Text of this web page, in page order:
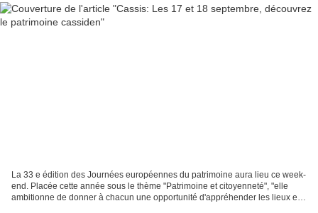
La 33 e édition des Journées européennes du patrimoine aura lieu ce week-
end. Placée cette année sous le thème "Patrimoine et citoyenneté", "elle
ambitionne de donner à chacun une opportunité d'appréhender les lieux et